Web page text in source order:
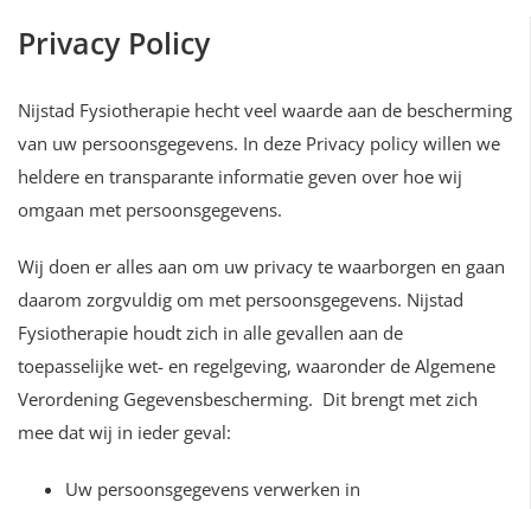
Privacy Policy
Nijstad Fysiotherapie hecht veel waarde aan de bescherming
van uw persoonsgegevens. In deze Privacy policy willen we
heldere en transparante informatie geven over hoe wij
omgaan met persoonsgegevens.
Wij doen er alles aan om uw privacy te waarborgen en gaan
daarom zorgvuldig om met persoonsgegevens. Nijstad
Fysiotherapie houdt zich in alle gevallen aan de
toepasselijke wet- en regelgeving, waaronder de Algemene
Verordening Gegevensbescherming. Dit brengt met zich
mee dat wij in ieder geval:
Uw persoonsgegevens verwerken in